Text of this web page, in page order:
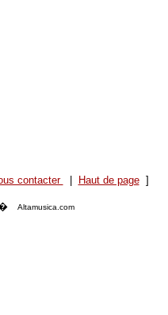
contacter Haut de page]
Altamusica.com